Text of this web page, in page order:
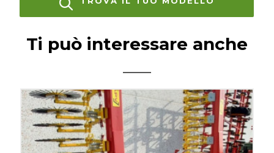
Ti può interessare anche